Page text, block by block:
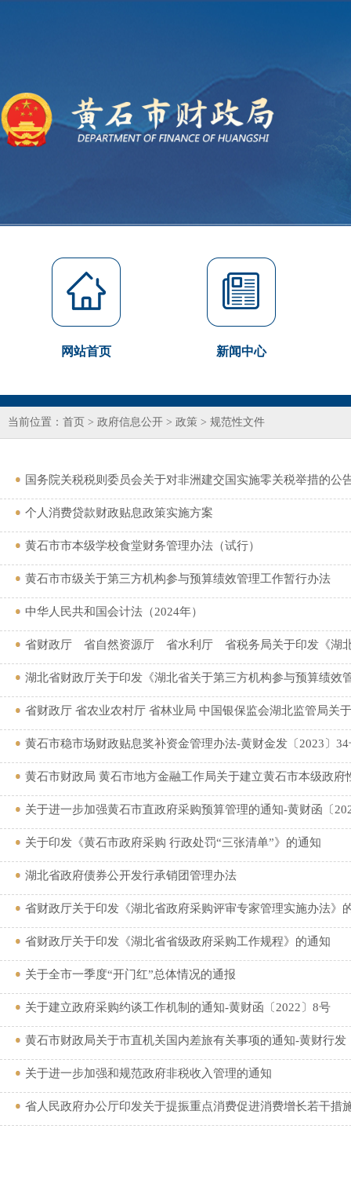
网站首页 新闻中心
当前位置： 首页 > 政府信息公开 > 政策 > 规范性文件
国务院关税税则委员会关于对非洲建交国实施零关税举措的公
个人消费贷款财政贴息政策实施方案
黄石市市本级学校食堂财务管理办法（试行）
黄石市市级关于第三方机构参与预算绩效管理工作暂行办法
中华人民共和国会计法（2024年）
省财政厅 省自然资源厅 省水利厅 省税务局关于印发《湖
湖北省财政厅关于印发《湖北省关于第三方机构参与预算绩效
省财政厅 省农业农村厅 省林业局 中国银保监会湖北监管局关
黄石市稳市场财政贴息奖补资金管理办法-黄财金发〔2023〕34
黄石市财政局 黄石市地方金融工作局关于建立黄石市本级政府
关于进一步加强黄石市直政府采购预算管理的通知-黄财函〔
关于印发《黄石市政府采购 行政处罚“三张清单”》的通知
湖北省政府债券公开发行承销团管理办法
省财政厅关于印发《湖北省政府采购评审专家管理实施办法》
省财政厅关于印发《湖北省省级政府采购工作规程》的通知
关于全市一季度“开门红”总体情况的通报
关于建立政府采购约谈工作机制的通知-黄财函〔2022〕8号
黄石市财政局关于市直机关国内差旅有关事项的通知-黄财行发
关于进一步加强和规范政府非税收入管理的通知
省人民政府办公厅印发关于提振重点消费促进消费增长若干措